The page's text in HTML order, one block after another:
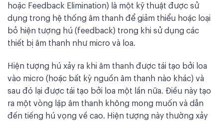
hoặc Feedback Elimination) là một kỹ thuật được sử
dụng trong hệ thống âm thanh để giảm thiểu hoặc loại
bỏ hiện tượng hú (feedback) trong khi sử dụng các
thiết bị âm thanh như micro và loa.
Hiện tượng hú xảy ra khi âm thanh được tái tạo bởi loa
vào micro (hoặc bất kỳ nguồn âm thanh nào khác) và
sau đó lại được tái tạo bởi loa một lần nữa. Điều này tạo
ra một vòng lặp âm thanh không mong muốn và dẫn
đến tiếng hú vọng về cao. Hiện tượng này thường xảy